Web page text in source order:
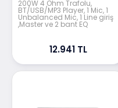
200W 4 Ohm Trafolu,
BT/USB/MP3 Player, 1 Mic, 1
Unbalanced Mic, 1 Line giriş
,Master ve 2 bant EQ
12.941 TL